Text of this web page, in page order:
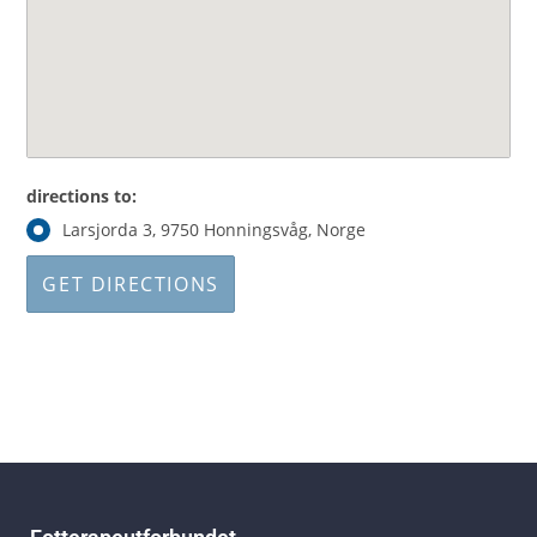
directions to:
Larsjorda 3, 9750 Honningsvåg, Norge